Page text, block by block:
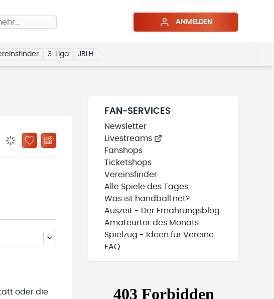
ANMELDEN
3. Liga JBLH
BENACHRICHTIGUNGSSTATUS WIRD GELADEN
ZU „MEINE TEAMS“ HINZUFÜGEN
oder die
FAN-SERVICES
Newsletter
Livestreams
Fanshops
Ticketshops
Vereinsfinder
Alle Spiele des Tages
Was ist handball.net?
Auszeit - Der Ernährungsblog
Amateurtor des Monats
Spielzug - Ideen für Vereine
FAQ